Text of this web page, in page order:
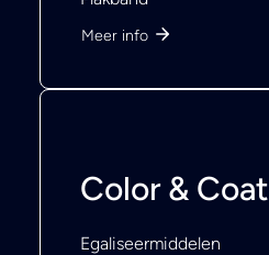
Meer info
Color & Coat
Egaliseermiddelen